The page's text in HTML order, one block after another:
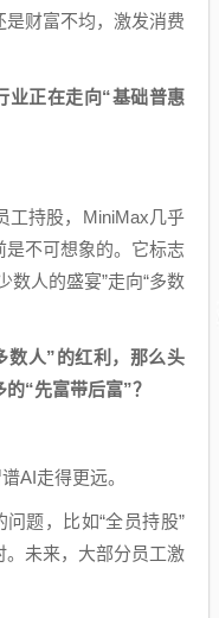
是财富不均，激发消费
业正在走向“基础普惠
工持股，MiniMax几乎
不可想象的。它标志
数人的盛宴”走向“多数
数人”的红利，那么头
“先富带后富”？
AI走得更远。
题，比如“全员持股”
。未来，大部分员工激